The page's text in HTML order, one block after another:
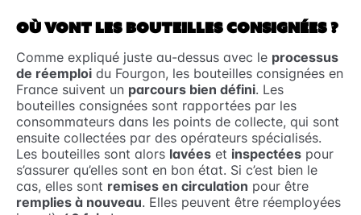
OÙ VONT LES BOUTEILLES CONSIGNÉES ?
Comme expliqué juste au-dessus avec le processus
de réemploi du Fourgon, les bouteilles consignées en
France suivent un parcours bien défini. Les
bouteilles consignées sont rapportées par les
consommateurs dans les points de collecte, qui sont
ensuite collectées par des opérateurs spécialisés.
Les bouteilles sont alors lavées et inspectées pour
s’assurer qu’elles sont en bon état. Si c’est bien le
cas, elles sont remises en circulation pour être
remplies à nouveau. Elles peuvent être réemployées